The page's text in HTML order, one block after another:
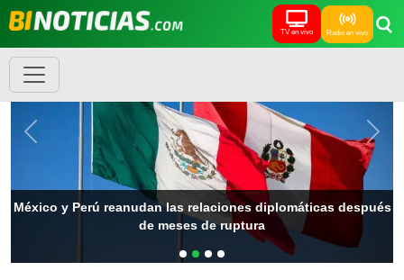
TV en vivo Radio en vivo
México y Perú reanudan las relaciones diplomáticas después
de meses de ruptura